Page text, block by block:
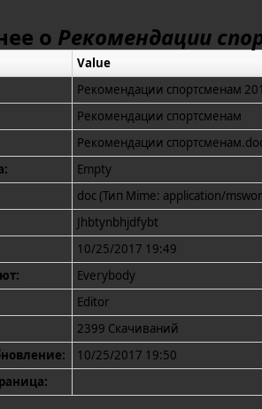
о Рекомендации
Value
Рекомендации спортсменам
Рекомендации спортсменам
Рекомендации
Empty
doc (Тип Mime: application/
Jhbtynbhjdfybt
10/25/2017 19:49
Everybody
Editor
2399 Скачиваний
10/25/2017 19:50